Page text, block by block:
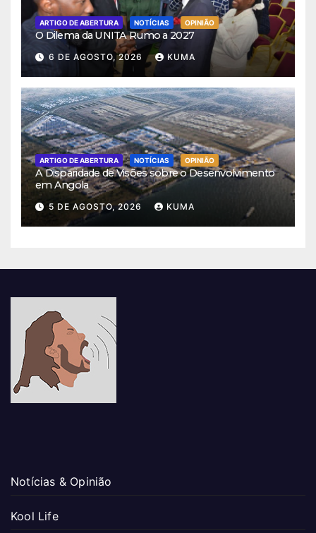
ARTIGO DE ABERTURA NOTÍCIAS OPINIÃO
O Dilema da UNITA Rumo a 2027
6 DE AGOSTO, 2026 KUMA
ARTIGO DE ABERTURA NOTÍCIAS OPINIÃO
A Disparidade de Visões sobre o Desenvolvimento
em Angola
5 DE AGOSTO, 2026 KUMA
Notícias & Opinião
Kool Life